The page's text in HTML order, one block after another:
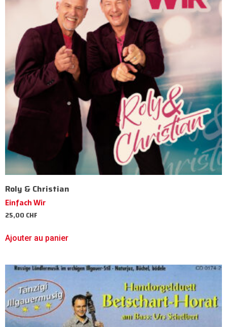
Roly & Christian
Einfach Wir
25,00CHF
Ajouter au panier